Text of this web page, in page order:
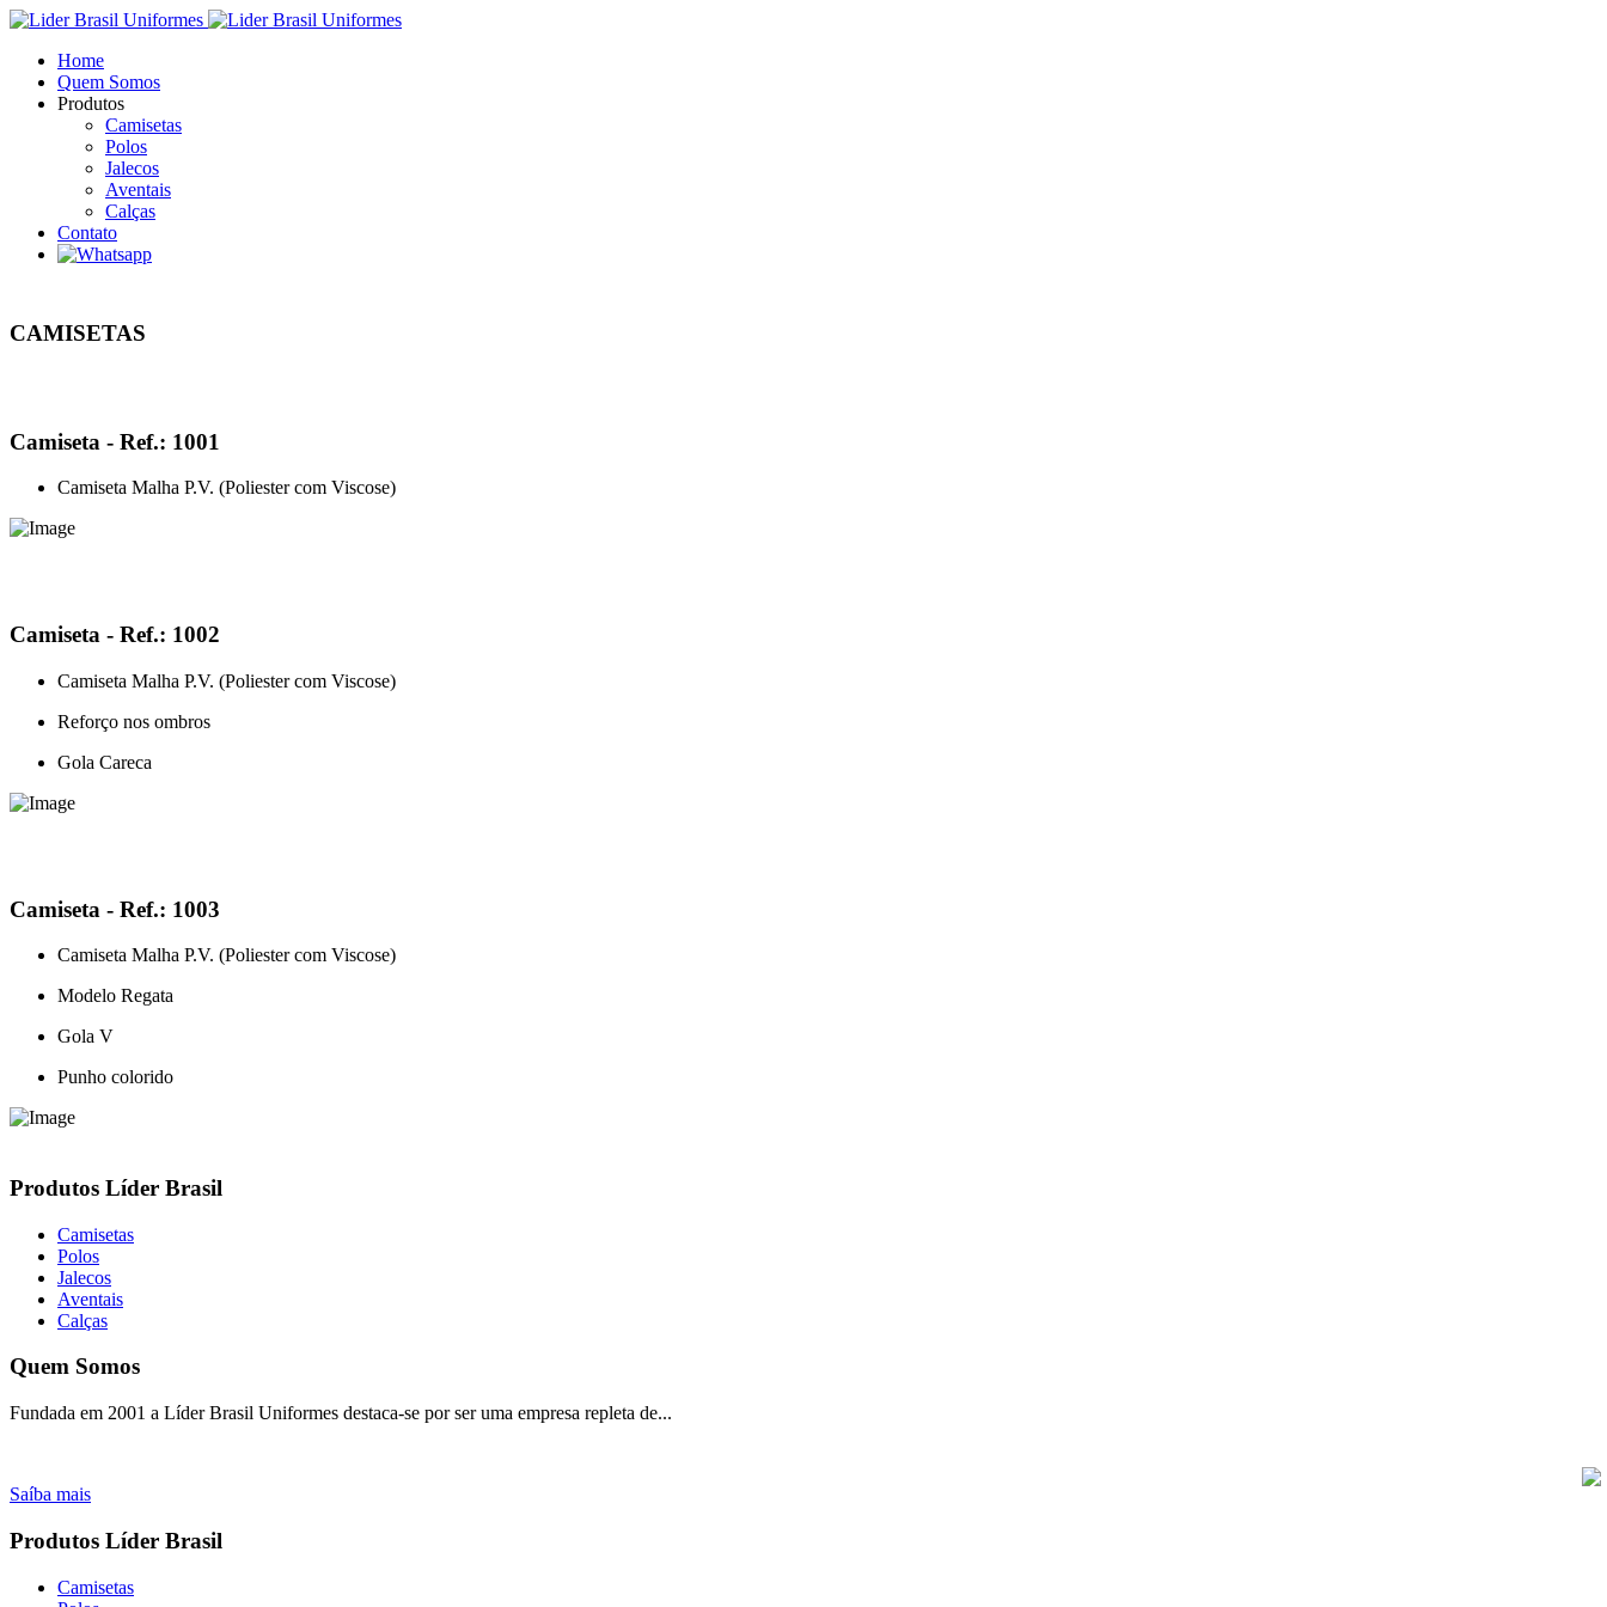
Home
Quem Somos
Produtos
Camisetas
Polos
Jalecos
Aventais
Calças
Contato
CAMISETAS
Camiseta - Ref.: 1001
Camiseta Malha P.V. (Poliester com Viscose)
Camiseta - Ref.: 1002
Camiseta Malha P.V. (Poliester com Viscose)
Reforço nos ombros
Gola Careca
Camiseta - Ref.: 1003
Camiseta Malha P.V. (Poliester com Viscose)
Modelo Regata
Gola V
Punho colorido
Produtos Líder Brasil
Camisetas
Polos
Jalecos
Aventais
Calças
Quem Somos
Fundada em 2001 a Líder Brasil Uniformes destaca-se por ser uma empresa repleta de...
Saíba mais
Produtos Líder Brasil
Camisetas